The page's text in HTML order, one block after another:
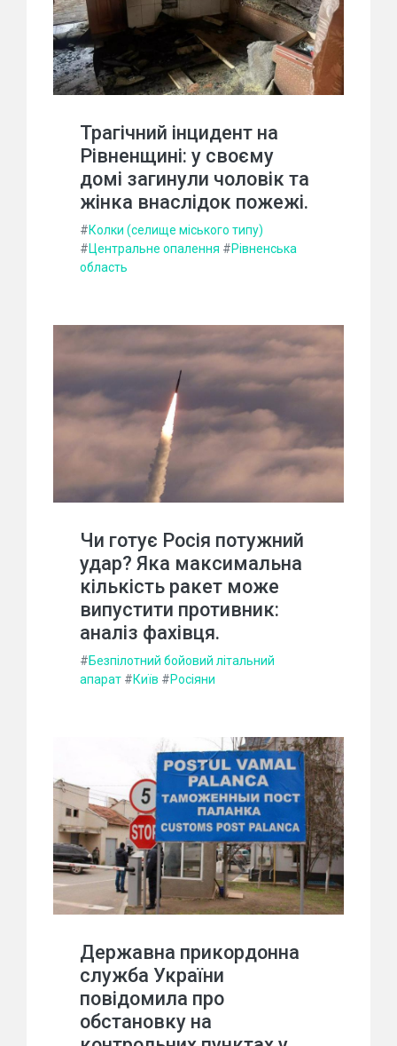
Трагічний інцидент на
Рівненщині: у своєму
домі загинули чоловік та
жінка внаслідок пожежі.
#Колки (селище міського типу)
#Центральне опалення #Рівненська
область
Чи готує Росія потужний
удар? Яка максимальна
кількість ракет може
випустити противник:
аналіз фахівця.
#Безпілотний бойовий літальний
апарат #Київ #Росіяни
Державна прикордонна
служба України
повідомила про
обстановку на